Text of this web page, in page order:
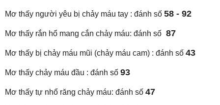
Mơ thấy người yêu bị chảy máu tay : đánh số 58 - 92
Mơ thấy rắn hổ mang cắn chảy máu: đánh số 87
Mơ thấy bị chảy máu mũi (chảy máu cam) : đánh số 43
Mơ thấy chảy máu đầu : đánh số 93
Mơ thấy tự nhổ răng chảy máu: đánh số 47